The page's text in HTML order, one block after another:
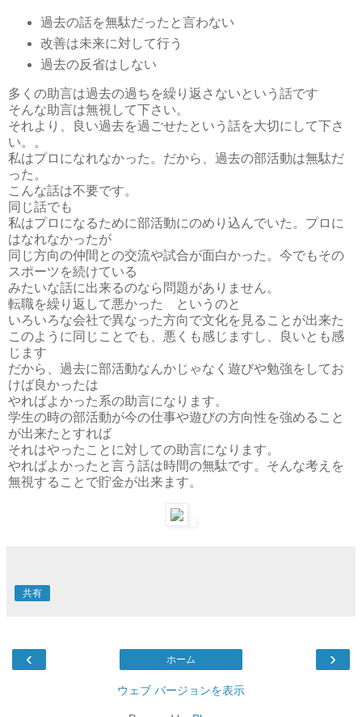
過去の話を無駄だったと言わない
改善は未来に対して行う
過去の反省はしない
多くの助言は過去の過ちを繰り返さないという話です
そんな助言は無視して下さい。
それより、良い過去を過ごせたという話を大切にして下さ
い。。
私はプロになれなかった。だから、過去の部活動は無駄だ
った。
こんな話は不要です。
同じ話でも
私はプロになるために部活動にのめり込んでいた。プロに
はなれなかったが
同じ方向の仲間との交流や試合が面白かった。今でもその
スポーツを続けている
みたいな話に出来るのなら問題がありません。
転職を繰り返して悪かった というのと
いろいろな会社で異なった方向で文化を見ることが出来た
このように同じことでも、悪くも感じますし、良いとも感
じます
だから、過去に部活動なんかじゃなく遊びや勉強をしてお
けば良かったは
やればよかった系の助言になります。
学生の時の部活動が今の仕事や遊びの方向性を強めること
が出来たとすれば
それはやったことに対しての助言になります。
やればよかったと言う話は時間の無駄です。そんな考えを
無視することで貯金が出来ます。
共有
‹ ›
ホーム
ウェブ バージョンを表示